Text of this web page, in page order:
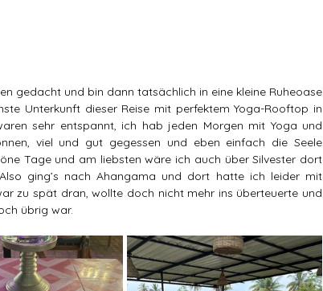
gedacht und bin dann tatsächlich in eine kleine Ruheoase
Unterkunft dieser Reise mit perfektem Yoga-Rooftop in
sehr entspannt, ich hab jeden Morgen mit Yoga und
viel und gut gegessen und eben einfach die Seele
Tage und am liebsten wäre ich auch über Silvester dort
ging’s nach Ahangama und dort hatte ich leider mit
zu spät dran, wollte doch nicht mehr ins überteuerte und
übrig war.